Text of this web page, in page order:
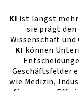
KI ist längst
sie prägt
Wissenschaft
KI können
Geschäftsfelder
wie Medizin,